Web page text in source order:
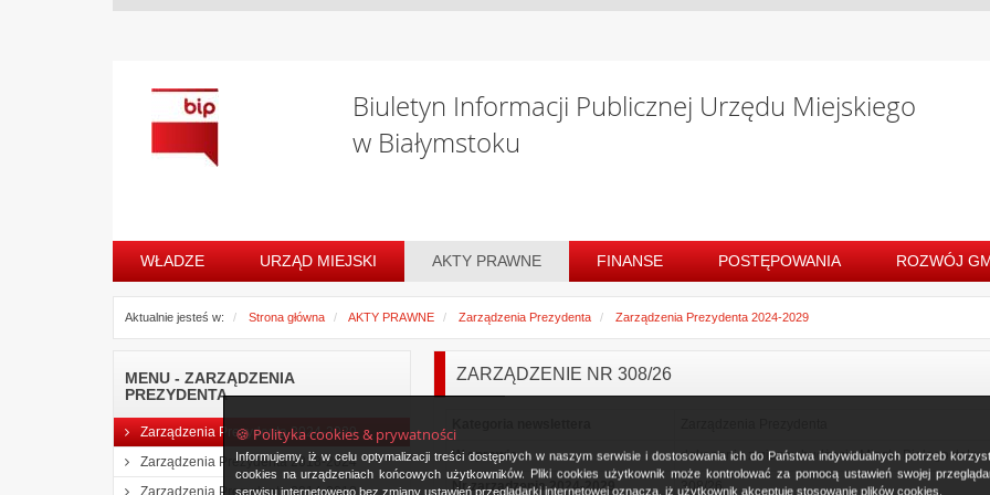
🍪 Polityka cookies & prywatności
Informujemy, iż w celu optymalizacji treści dostępnych w naszym serwisie i dostosowania ich do Państwa indywidualnych potrzeb
cookies na urządzeniach końcowych użytkowników. Pliki cookies użytkownik może kontrolować za pomocą ustawień swojej
serwisu internetowego bez zmiany ustawień przeglądarki internetowej oznacza, iż użytkownik akceptuje stosowanie plików cookies.
Biuletyn Informacji Publicznej Urzędu Miejskiego
w Białymstoku
WŁADZE URZĄD MIEJSKI AKTY PRAWNE FINANSE POSTĘPOWANIA ROZWÓJ
Aktualnie jesteś w: Strona główna AKTY PRAWNE Zarządzenia Prezydenta Zarządzenia Prezydenta 2024-2029
MENU - ZARZĄDZENIA
PREZYDENTA
Zarządzenia Prezydenta 2024-2029
Zarządzenia Prezydenta 2018-2024
Zarządzenia Prezydenta 2014-2018
ZARZĄDZENIE NR 308/26
W sprawie
dokonania zmian w budżecie Miasta Białegostoku
Nr zarządzenia 2024-2029
308/26